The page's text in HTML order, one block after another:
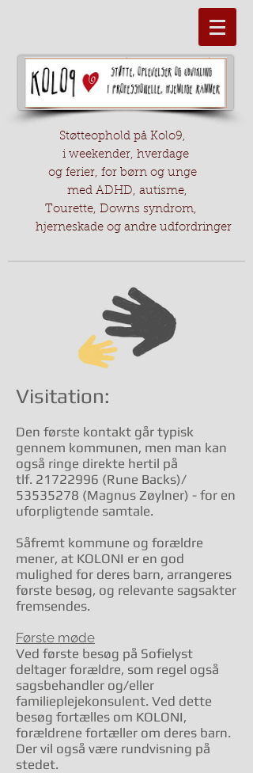
Støtteophold på Kolo9,
i weekender, hverdage
og ferier, for børn og unge
med ADHD, autisme,
Tourette, Downs syndrom,
hjerneskade og andre udfordringer
Visitation:
Den første kontakt går typisk
gennem kommunen, men man kan
også ringe direkte hertil på
tlf. 21722996 (Rune Backs)/
53535278 (Magnus Zøylner) - for en
uforpligtende samtale.
Såfremt kommune og forældre
mener, at KOLONI er en god
mulighed for deres barn, arrangeres
første besøg, og relevante sagsakter
fremsendes.
Første møde
Ved første besøg på Sofielyst
deltager forældre, som regel også
sagsbehandler og/eller
familieplejekonsulent. Ved dette
besøg fortælles om KOLONI,
forældrene fortæller om deres barn.
Der vil også være rundvisning på
stedet.